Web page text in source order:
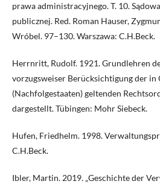
prawa administracyjnego. T. 10.
publicznej. Red. Roman Hauser,
Wróbel. 97–130. Warszawa: C.H.Beck.
Herrnritt, Rudolf. 1921. Grundlehren
vorzugsweiser Berücksichtigung der in
(Nachfolgestaaten) geltenden
dargestellt. Tübingen: Mohr Siebeck.
Hufen, Friedhelm. 1998.
C.H.Beck.
Ibler, Martin. 2019. „Geschichte der